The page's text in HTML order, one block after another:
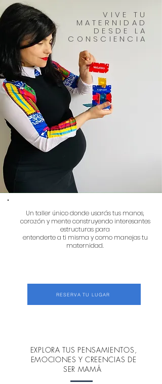
VIVE TU
MATERNIDAD
DESDE LA
CONSCIENCIA
Un taller único donde usarás tus manos,
corazón y mente construyendo interesantes
estructuras para
entenderte a ti misma y como manejas tu
maternidad.
RESERVA TU LUGAR
EXPLORA TUS PENSAMIENTOS,
EMOCIONES Y CREENCIAS DE
SER MAMÁ